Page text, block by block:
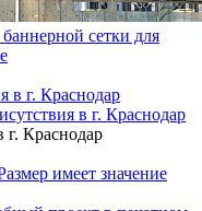
сетки для
в г. Краснодар
г. Краснодар
имеет значение